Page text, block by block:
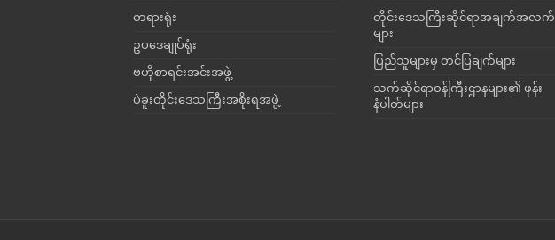
တရားရုံး
ဥပဒေချုပ်ရုံး
ဗဟိုစာရင်းအင်းအဖွဲ့
ပဲခူးတိုင်းဒေသကြီးအစိုးရအဖွဲ့
တိုင်းဒေသကြီးဆိုင်ရာအချက်အလက်
များ
ပြည်သူများမှ တင်ပြချက်များ
သက်ဆိုင်ရာဝန်ကြီးဌာနများ၏ ဖုန်း
နံပါတ်များ